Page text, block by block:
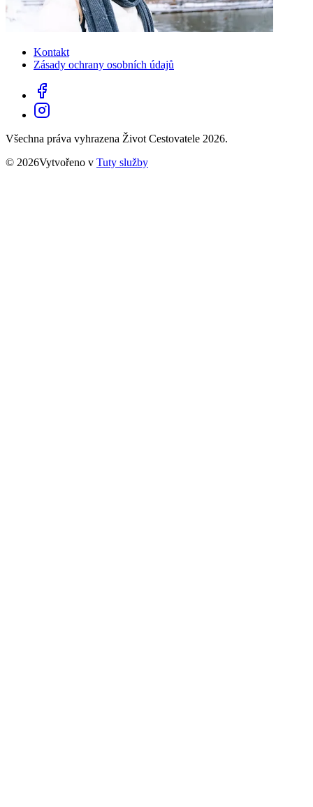
Kontakt
Zásady ochrany osobních údajů
Všechna práva vyhrazena Život Cestovatele 2026.
© 2026Vytvořeno v Tuty služby